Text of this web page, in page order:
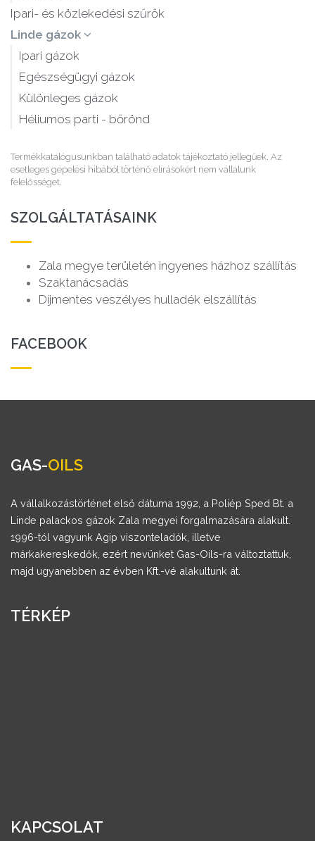
Ipari- és közlekedési szűrők
Linde gázok
Ipari gázok
Egészségügyi gázok
Különleges gázok
Héliumos parti - bőrönd
Termékkatalógusunkban található adatok tájékoztató jellegűek. Az
esetleges gépelési hibából történő elírásokért nem vállalunk
felelősséget.
SZOLGÁLTATÁSAINK
Zala megye területén ingyenes házhoz szállítás
Szaktanácsadás
Díjmentes veszélyes hulladék elszállítás
FACEBOOK
GAS-OILS
A vállalkozástörténet első dátuma 1992, a Poliép Sped Bt. a
Linde palackos gázok Zala megyei forgalmazására alakult.
1996-tól vagyunk Agip viszonteladók, illetve
márkakereskedők, ezért nevünket Gas-Oils-ra változtattuk,
majd ugyanebben az évben Kft.-vé alakultunk át.
TÉRKÉP
KAPCSOLAT